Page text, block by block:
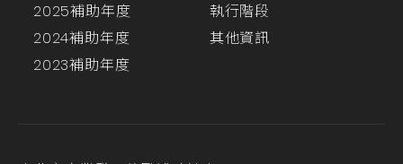
2025補助年度
2024補助年度
2023補助年度
執行階段
其他資訊